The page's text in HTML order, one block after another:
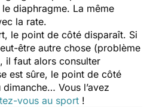
diaphragme. La même
la rate.
le point de côté disparaît. Si
être autre chose (problème
il faut alors consulter
est sûre, le point de côté
dimanche… Vous l’avez
vous au sport !